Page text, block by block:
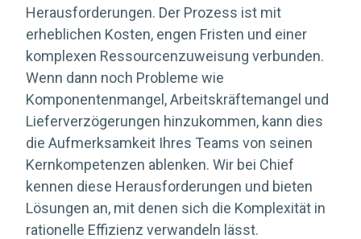
Herausforderungen. Der Prozess ist mit
erheblichen Kosten, engen Fristen und einer
komplexen Ressourcenzuweisung verbunden.
Wenn dann noch Probleme wie
Komponentenmangel, Arbeitskräftemangel und
Lieferverzögerungen hinzukommen, kann dies
die Aufmerksamkeit Ihres Teams von seinen
Kernkompetenzen ablenken. Wir bei Chief
kennen diese Herausforderungen und bieten
Lösungen an, mit denen sich die Komplexität in
rationelle Effizienz verwandeln lässt.